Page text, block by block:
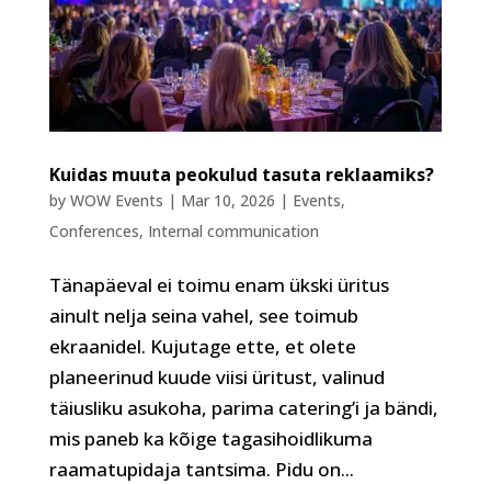
Kuidas muuta peokulud tasuta reklaamiks?
by WOW Events | Mar 10, 2026 | Events,
Conferences, Internal communication
Tänapäeval ei toimu enam ükski üritus
ainult nelja seina vahel, see toimub
ekraanidel. Kujutage ette, et olete
planeerinud kuude viisi üritust, valinud
täiusliku asukoha, parima catering’i ja bändi,
mis paneb ka kõige tagasihoidlikuma
raamatupidaja tantsima. Pidu on...